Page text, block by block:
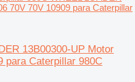
70V 70V 10909 para Caterpillar
13B00300-UP Motor
para Caterpillar 980C